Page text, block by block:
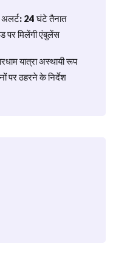
अलर्ट: 24 घंटे तैनात
पर मिलेंगी एंबुलेंस
यात्रा अस्थायी रूप
पर ठहरने के निर्देश